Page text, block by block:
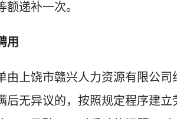
额递补一次。
用
由上饶市赣兴人力资源有限公
后无异议的，按照规定程序建